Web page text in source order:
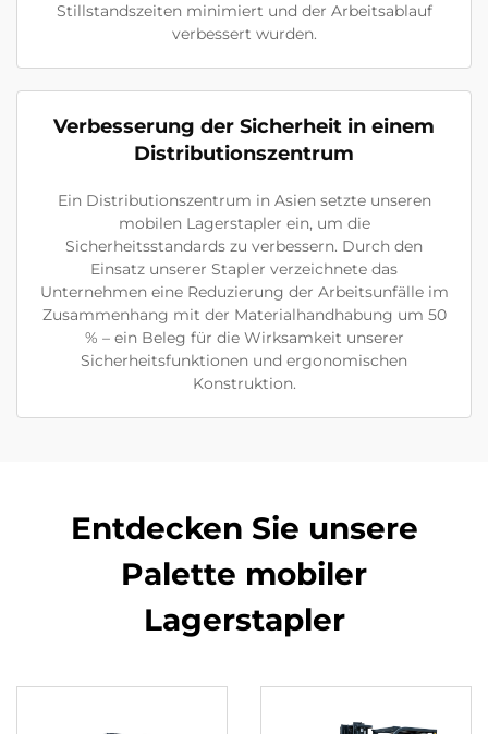
Stillstandszeiten minimiert und der Arbeitsablauf
verbessert wurden.
Verbesserung der Sicherheit in einem
Distributionszentrum
Ein Distributionszentrum in Asien setzte unseren
mobilen Lagerstapler ein, um die
Sicherheitsstandards zu verbessern. Durch den
Einsatz unserer Stapler verzeichnete das
Unternehmen eine Reduzierung der Arbeitsunfälle im
Zusammenhang mit der Materialhandhabung um 50
% – ein Beleg für die Wirksamkeit unserer
Sicherheitsfunktionen und ergonomischen
Konstruktion.
Entdecken Sie unsere
Palette mobiler
Lagerstapler